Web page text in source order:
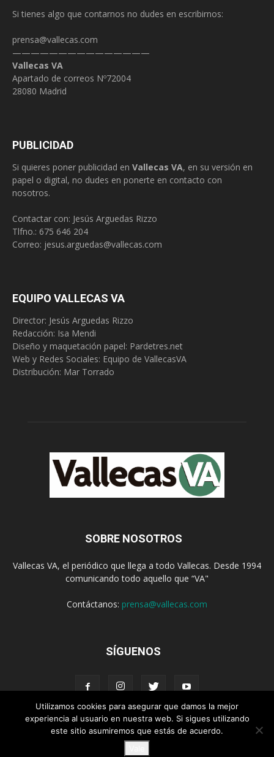
Si tienes algo que contarnos no dudes en escribirnos:
prensa@vallecas.com
———————————————
Vallecas VA
Apartado de correos Nº72004
28080 Madrid
PUBLICIDAD
Si quieres poner publicidad en Vallecas VA, en su versión en
papel o digital, no dudes en ponerte en contacto con
nosotros.
Contactar con: Jesús Arguedas Rizzo
Tlfno.: 675 646 204
Correo: jesus.arguedas@vallecas.com
EQUIPO VALLECAS VA
Director: Jesús Arguedas Rizzo
Redacción: Isa Mendi
Diseño y maquetación papel: Pardetres.net
Web y Redes Sociales: Equipo de VallecasVA
Distribución: Mar Torrado
SOBRE NOSOTROS
Vallecas VA, el periódico que llega a todo Vallecas. Desde 1994
comunicando todo aquello que “VA"
Contáctanos: prensa@vallecas.com
SÍGUENOS
Aviso Legal Política de cookies
© Vallecas VA - www.vallecas.com
Utilizamos cookies para asegurar que damos la mejor
experiencia al usuario en nuestra web. Si sigues utilizando
este sitio asumiremos que estás de acuerdo.